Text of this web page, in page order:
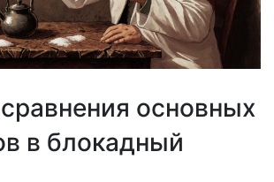
основных
в блокадный